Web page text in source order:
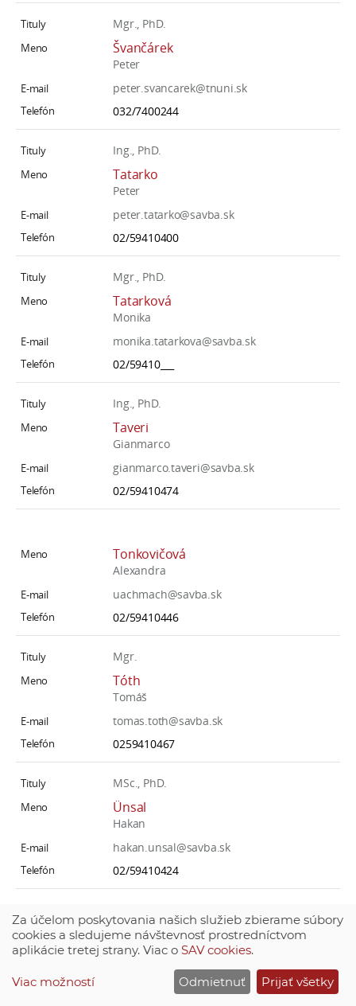
Mgr., PhD.
Švančárek
Peter
peter.svancarek@tnuni.sk
032/7400244
Ing., PhD.
Tatarko
Peter
peter.tatarko@savba.sk
02/59410400
Mgr., PhD.
Tatarková
Monika
monika.tatarkova@savba.sk
02/59410___
Ing., PhD.
Taveri
Gianmarco
gianmarco.taveri@savba.sk
02/59410474
Tonkovičová
Alexandra
uachmach@savba.sk
02/59410446
Mgr.
Tóth
Tomáš
tomas.toth@savba.sk
0259410467
MSc., PhD.
Ünsal
Hakan
hakan.unsal@savba.sk
02/59410424
Václav
Igor
igor.vaclav@savba.sk
0259410458
Za účelom poskytovania našich služieb zbierame súbory
cookies a sledujeme návštevnosť prostredníctvom
aplikácie tretej strany. Viac o SAV cookies.
Viac možností Odmietnuť Prijať všetky